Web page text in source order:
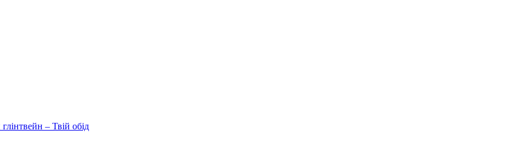
– Твій обід